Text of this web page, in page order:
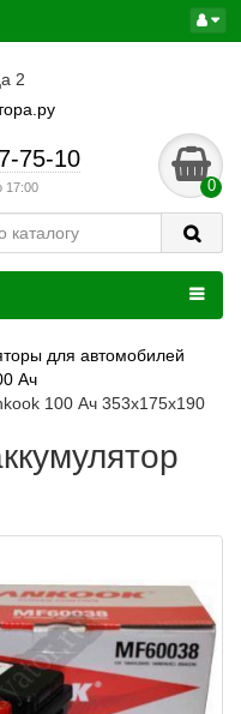
75-10
17:00 0
для автомобилей
Ач
100 Ач 353x175x190